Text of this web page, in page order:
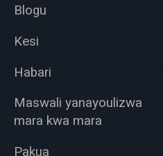
Blogu
Kesi
Habari
Maswali yanayoulizwa
mara kwa mara
Pakua